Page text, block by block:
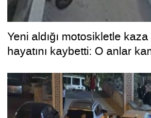
Yeni aldığı motosikletle
hayatını kaybetti: O anlar